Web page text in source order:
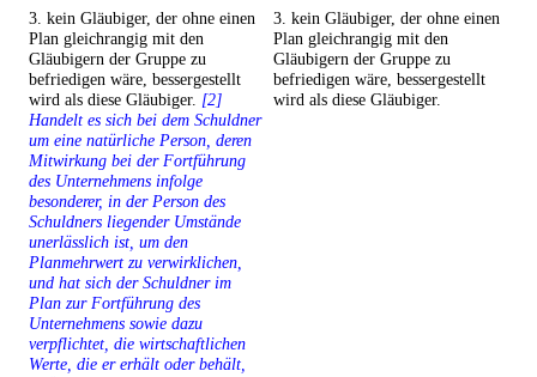
3. kein Gläubiger, der ohne einen
Plan gleichrangig mit den
Gläubigern der Gruppe zu
befriedigen wäre, bessergestellt
wird als diese Gläubiger. [2]
Handelt es sich bei dem Schuldner
um eine natürliche Person, deren
Mitwirkung bei der Fortführung
des Unternehmens infolge
besonderer, in der Person des
Schuldners liegender Umstände
unerlässlich ist, um den
Planmehrwert zu verwirklichen,
und hat sich der Schuldner im
Plan zur Fortführung des
Unternehmens sowie dazu
verpflichtet, die wirtschaftlichen
Werte, die er erhält oder behält,
3. kein Gläubiger, der ohne einen
Plan gleichrangig mit den
Gläubigern der Gruppe zu
befriedigen wäre, bessergestellt
wird als diese Gläubiger.